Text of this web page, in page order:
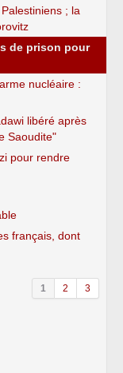
; la
de prison pour
nucléaire :
libéré après
Saoudite"
pour rendre
français, dont
1 2 3